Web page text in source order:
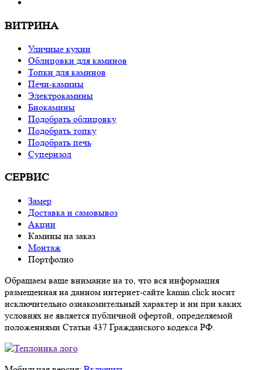
ВИТРИНА
Уличные кухни
Облицовки для каминов
Топки для каминов
Печи-камины
Электрокамины
Биокамины
Подобрать облицовку
Подобрать топку
Подобрать печь
Суперизол
СЕРВИС
Замер
Доставка и самовывоз
Акции
Камины на заказ
Монтаж
Портфолио
Обращаем ваше внимание на то, что вся информация
размещенная на данном интернет-сайте kamin.click носит
исключительно ознакомительный характер и ни при каких
условиях не является публичной офертой, определяемой
положениями Статьи 437 Гражданского кодекса РФ.